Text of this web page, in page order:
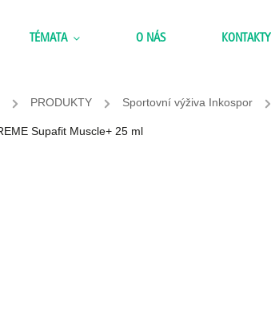
TÉMATA O NÁS KONTAKTY
/ PRODUKTY / Sportovní výživa Inkospor /
Supafit Muscle+ 25 ml